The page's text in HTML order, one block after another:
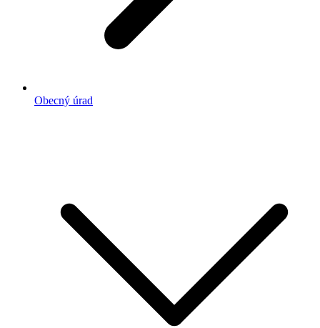
Obecný úrad